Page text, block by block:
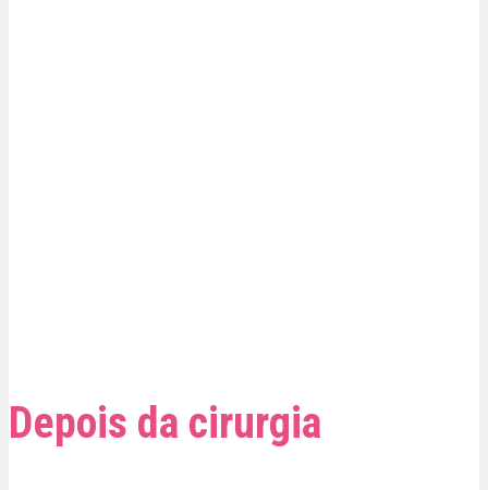
Depois da cirurgia